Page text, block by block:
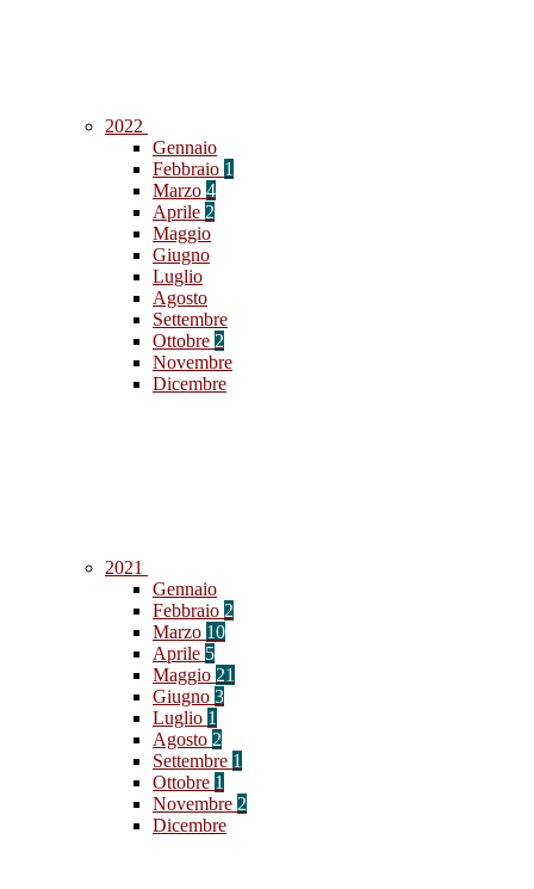
2022
Gennaio
Febbraio 1
Marzo 4
Aprile 2
Maggio
Giugno
Luglio
Agosto
Settembre
Ottobre 2
Novembre
Dicembre
2021
Gennaio
Febbraio 2
Marzo 10
Aprile 5
Maggio 21
Giugno 3
Luglio 1
Agosto 2
Settembre 1
Ottobre 1
Novembre 2
Dicembre